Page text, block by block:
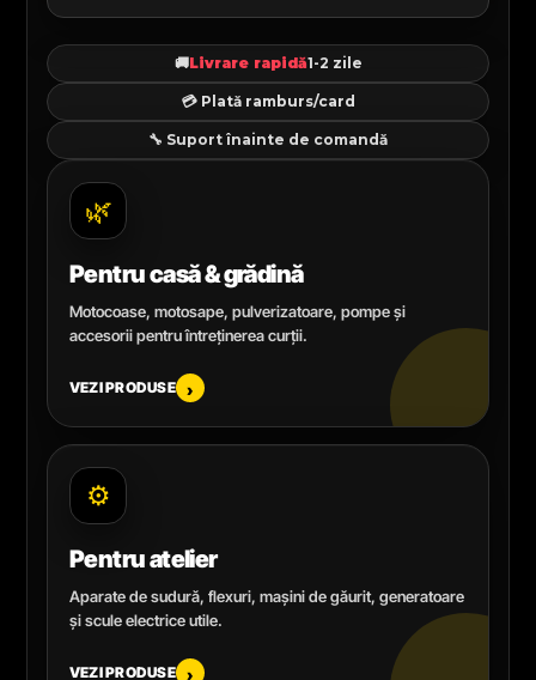
🚚Livrare rapidă1-2 zile
💳 Plată ramburs/card
🔧 Suport înainte de comandă
🌿
Pentru casă & grădină
Motocoase, motosape, pulverizatoare, pompe și
accesorii pentru întreținerea curții.
VEZI PRODUSE ›
⚙️
Pentru atelier
Aparate de sudură, flexuri, mașini de găurit, generatoare
și scule electrice utile.
VEZI PRODUSE ›